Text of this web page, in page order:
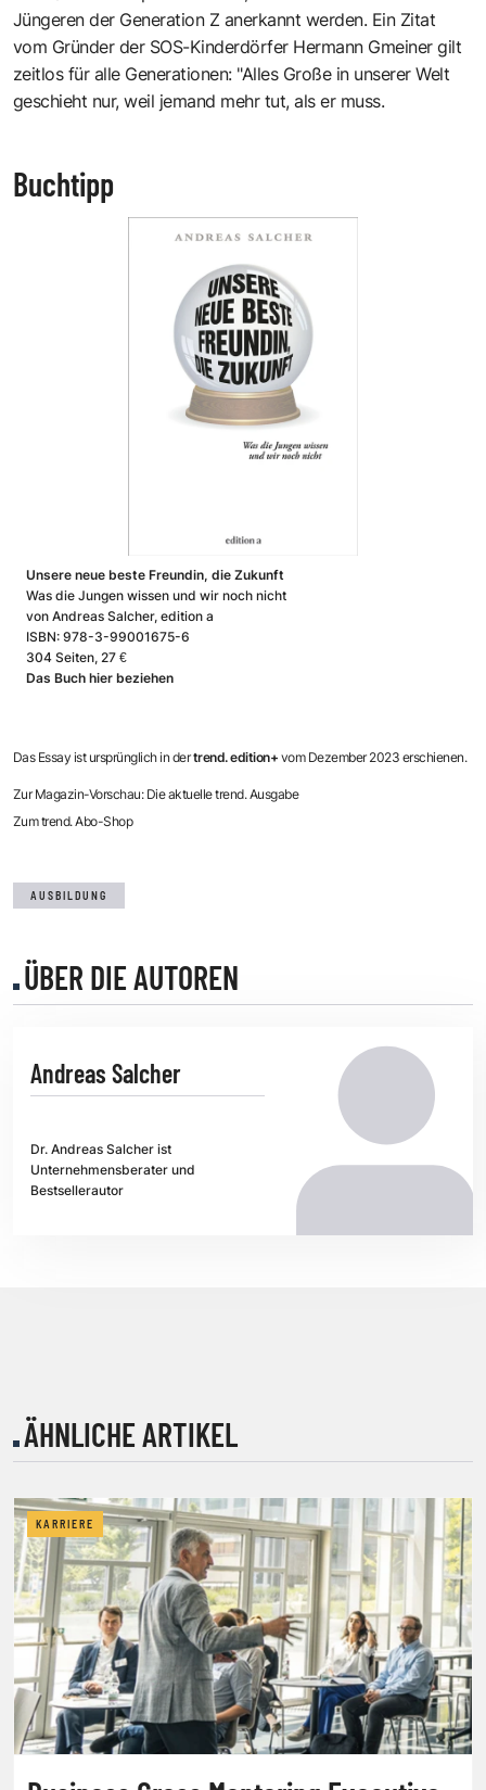
Jüngeren der Generation Z anerkannt werden. Ein Zitat
vom Gründer der SOS-Kinderdörfer Hermann Gmeiner gilt
zeitlos für alle Generationen: "Alles Große in unserer Welt
geschieht nur, weil jemand mehr tut, als er muss.
Buchtipp
Unsere neue beste Freundin, die Zukunft
Was die Jungen wissen und wir noch nicht
von Andreas Salcher, edition a
ISBN: 978-3-99001675-6
304 Seiten, 27 €
Das Buch hier beziehen
Das Essay ist ursprünglich in dertrend. edition+ vom Dezember 2023 erschienen.
Zur Magazin-Vorschau: Die aktuelle trend. Ausgabe
Zum trend. Abo-Shop
AUSBILDUNG
ÜBER DIE AUTOREN
Andreas Salcher
Dr. Andreas Salcher ist
Unternehmensberater und
Bestsellerautor
ÄHNLICHE ARTIKEL
KARRIERE